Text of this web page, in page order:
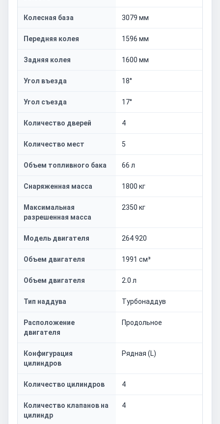
Колесная база 3079 мм
Передняя колея 1596 мм
Задняя колея 1600 мм
Угол въезда 18°
Угол съезда 17°
Количество дверей 4
Количество мест 5
Объем топливного бака 66 л
Снаряженная масса 1800 кг
Максимальная
разрешенная масса
2350 кг
Модель двигателя 264 920
Объем двигателя 1991 см³
Объем двигателя 2.0 л
Тип наддува Турбонаддув
Расположение
двигателя
Продольное
Конфигурация
цилиндров
Рядная (L)
Количество цилиндров 4
Количество клапанов на
цилиндр
4